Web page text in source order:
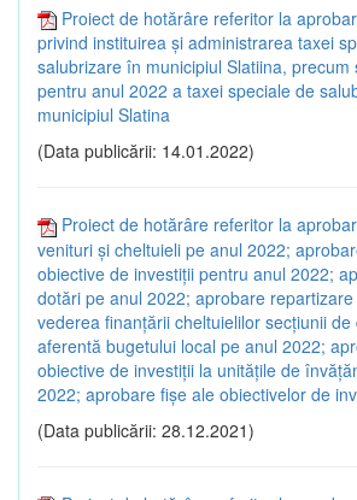
Proiect de hotărâre referitor la
privind instituirea și administrarea taxei
salubrizare în municipiul Slatiina, precum
pentru anul 2022 a taxei speciale de
municipiul Slatina
(Data publicării: 14.01.2022)
Proiect de hotărâre referitor la
venituri și cheltuieli pe anul 2022;
obiective de investiții pentru anul 2022;
dotări pe anul 2022; aprobare
vederea finanțării cheltuielilor secțiunii de
aferentă bugetului local pe anul 2022;
obiective de investiții la unitățile de
2022; aprobare fișe ale obiectivelor de
(Data publicării: 28.12.2021)